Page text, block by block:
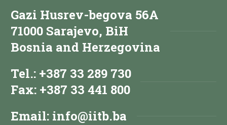
Gazi Husrev-begova 56A
71000 Sarajevo, BiH
Bosnia and Herzegovina
Tel.: +387 33 289 730
Fax: +387 33 441 800
Email: info@iitb.ba